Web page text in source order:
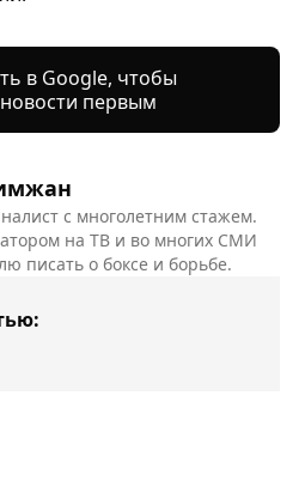
с многолетним стажем.
на ТВ и во многих СМИ
писать о боксе и борьбе.
в Google, чтобы
первым